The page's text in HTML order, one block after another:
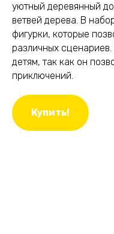
уютный деревянный
ветвей дерева. В
фигурки, которые
различных
детям, так как он
приключений.
Купить!